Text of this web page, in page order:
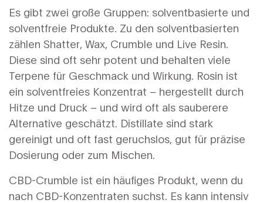
Es gibt zwei große Gruppen: solventbasierte und
solventfreie Produkte. Zu den solventbasierten
zählen Shatter, Wax, Crumble und Live Resin.
Diese sind oft sehr potent und behalten viele
Terpene für Geschmack und Wirkung. Rosin ist
ein solventfreies Konzentrat – hergestellt durch
Hitze und Druck – und wird oft als sauberere
Alternative geschätzt. Distillate sind stark
gereinigt und oft fast geruchslos, gut für präzise
Dosierung oder zum Mischen.
CBD-Crumble ist ein häufiges Produkt, wenn du
nach CBD-Konzentraten suchst. Es kann intensiv